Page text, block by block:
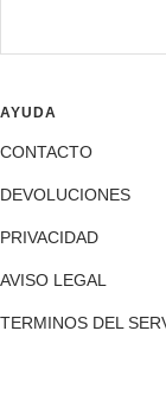
AYUDA
CONTACTO
DEVOLUCIONES
PRIVACIDAD
AVISO LEGAL
TERMINOS DEL